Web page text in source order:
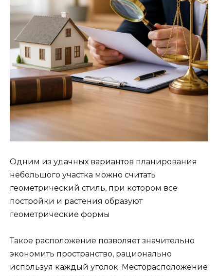
Одним из удачных вариантов планирования
небольшого участка можно считать
геометрический стиль, при котором все
постройки и растения образуют
геометрические формы
Такое расположение позволяет значительно
экономить пространство, рационально
используя каждый уголок. Месторасположение